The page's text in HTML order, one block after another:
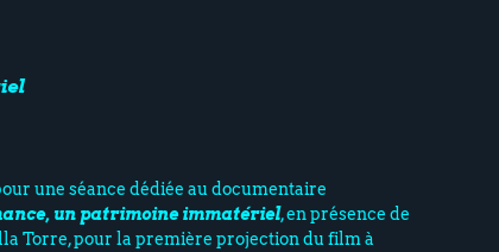
une séance dédiée au documentaire
un patrimoine immatériel, en présence de
Torre, pour la première projection du film à